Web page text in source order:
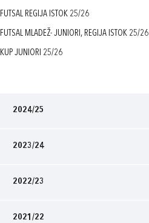
FUTSAL REGIJA ISTOK 25/26
FUTSAL MLADEŽ- JUNIORI, REGIJA ISTOK 25/26
KUP JUNIORI 25/26
2024/25
2023/24
2022/23
2021/22